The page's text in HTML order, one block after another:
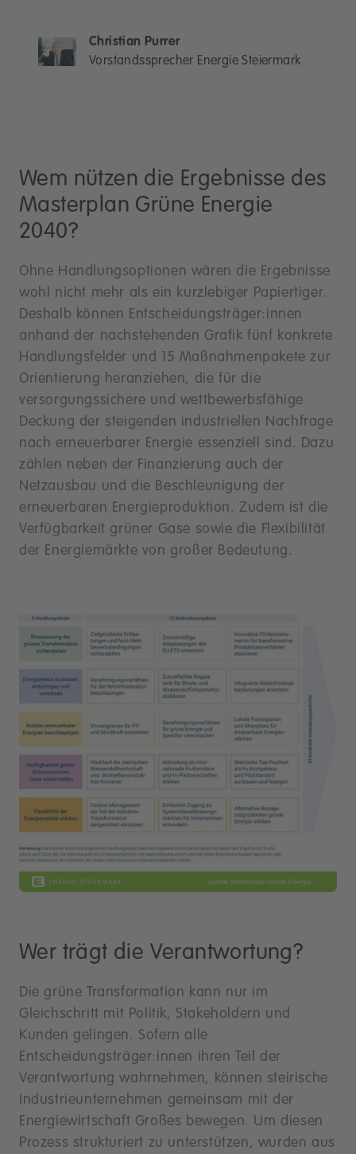
Christian Purrer
Vorstandssprecher Energie Steiermark
Wem nützen die Ergebnisse des
Masterplan Grüne Energie
2040?
Ohne Handlungsoptionen wären die Ergebnisse
wohl nicht mehr als ein kurzlebiger Papiertiger.
Deshalb können Entscheidungsträger:innen
anhand der nachstehenden Grafik fünf konkrete
Handlungsfelder und 15 Maßnahmenpakete zur
Orientierung heranziehen, die für die
versorgungssichere und wettbewerbsfähige
Deckung der steigenden industriellen Nachfrage
nach erneuerbarer Energie essenziell sind. Dazu
zählen neben der Finanzierung auch der
Netzausbau und die Beschleunigung der
erneuerbaren Energieproduktion. Zudem ist die
Verfügbarkeit grüner Gase sowie die Flexibilität
der Energiemärkte von großer Bedeutung.
Wer trägt die Verantwortung?
Die grüne Transformation kann nur im
Gleichschritt mit Politik, Stakeholdern und
Kunden gelingen. Sofern alle
Entscheidungsträger:innen ihren Teil der
Verantwortung wahrnehmen, können steirische
Industrieunternehmen gemeinsam mit der
Energiewirtschaft Großes bewegen. Um diesen
Prozess strukturiert zu unterstützen, wurden aus